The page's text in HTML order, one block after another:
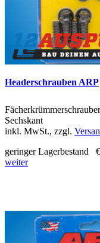
Headerschrauben ARP
Sechskant
inkl. MwSt., zzgl.
geringer Lagerbestand
weiter